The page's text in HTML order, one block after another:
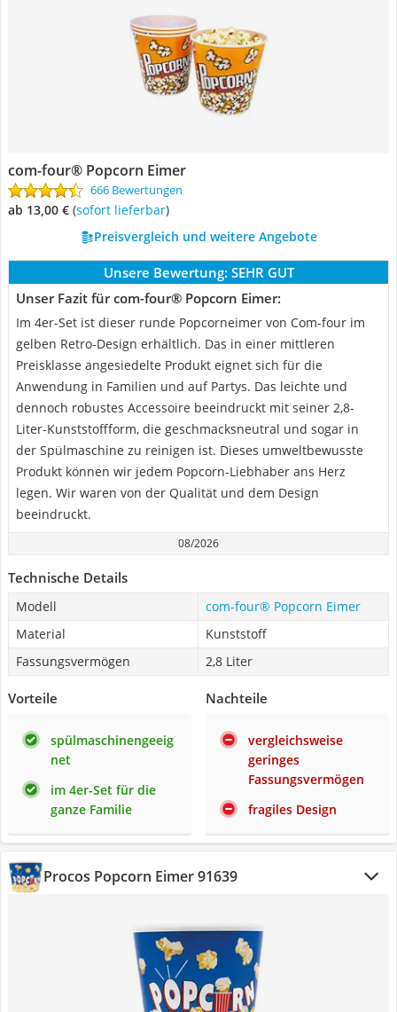
com-four® Popcorn Eimer
666 Bewertungen
ab 13,00 € ( Sofort lieferbar)
Preisvergleich und weitere Angebote
Unsere Bewertung: SEHR GUT
Unser Fazit für com-four® Popcorn Eimer:
Im 4er-Set ist dieser runde Popcorneimer von Com-four im
gelben Retro-Design erhältlich. Das in einer mittleren
Preisklasse angesiedelte Produkt eignet sich für die
Anwendung in Familien und auf Partys. Das leichte und
dennoch robustes Accessoire beeindruckt mit seiner 2,8-
Liter-Kunststoffform, die geschmacksneutral und sogar in
der Spülmaschine zu reinigen ist. Dieses umweltbewusste
Produkt können wir jedem Popcorn-Liebhaber ans Herz
legen. Wir waren von der Qualität und dem Design
beeindruckt.
08/2026
Technische Details
Modell
com-four® Popcorn Eimer
Material
Kunststoff
Fassungsvermögen
2,8 Liter
Vorteile
spülmaschinengeeig
net
im 4er-Set für die
ganze Familie
Nachteile
vergleichsweise
geringes
Fassungsvermögen
fragiles Design
Procos Popcorn Eimer 91639